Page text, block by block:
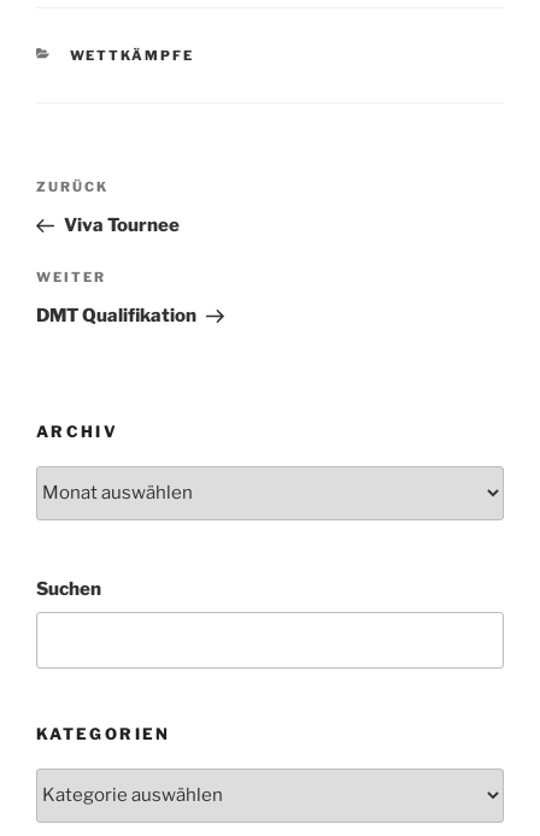
KATEGORIEN
WETTKÄMPFE
Beitragsnavigation
Vorheriger
Beitrag
ZURÜCK
Viva Tournee
Nächster
Beitrag
WEITER
DMT Qualifikation
ARCHIV
Suchen
KATEGORIEN